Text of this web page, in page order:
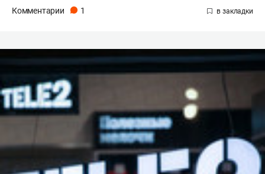
Комментарии 1